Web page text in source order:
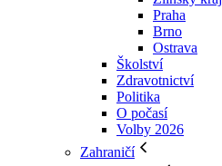
Praha
Brno
Ostrava
Školství
Zdravotnictví
Politika
O počasí
Volby 2026
Zahraničí